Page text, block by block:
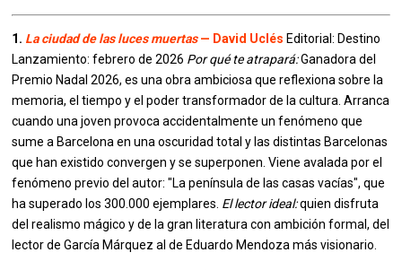
1. La ciudad de las luces muertas— David Uclés Editorial: Destino
Lanzamiento: febrero de 2026 Por qué te atrapará:Ganadora del
Premio Nadal 2026, es una obra ambiciosa que reflexiona sobre la
memoria, el tiempo y el poder transformador de la cultura. Arranca
cuando una joven provoca accidentalmente un fenómeno que
sume a Barcelona en una oscuridad total y las distintas Barcelonas
que han existido convergen y se superponen. Viene avalada por el
fenómeno previo del autor: "La península de las casas vacías", que
ha superado los 300.000 ejemplares. El lector ideal:quien disfruta
del realismo mágico y de la gran literatura con ambición formal, del
lector de García Márquez al de Eduardo Mendoza más visionario.